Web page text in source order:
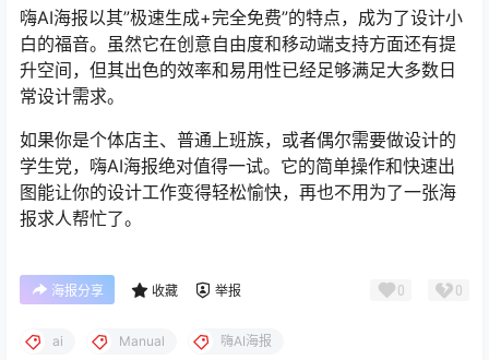
嗨AI海报以其”极速生成+完全免费”的特点，成为了设计小
白的福音。虽然它在创意自由度和移动端支持方面还有提
升空间，但其出色的效率和易用性已经足够满足大多数日
常设计需求。
如果你是个体店主、普通上班族，或者偶尔需要做设计的
学生党，嗨AI海报绝对值得一试。它的简单操作和快速出
图能让你的设计工作变得轻松愉快，再也不用为了一张海
报求人帮忙了。
海报分享 收藏 举报 0 0
ai Manual 嗨AI海报